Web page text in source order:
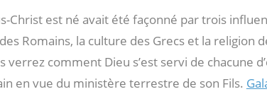
Christ est né avait été façonné par trois
Romains, la culture des Grecs et la religion
verrez comment Dieu s’est servi de chacune
en vue du ministère terrestre de son Fils.